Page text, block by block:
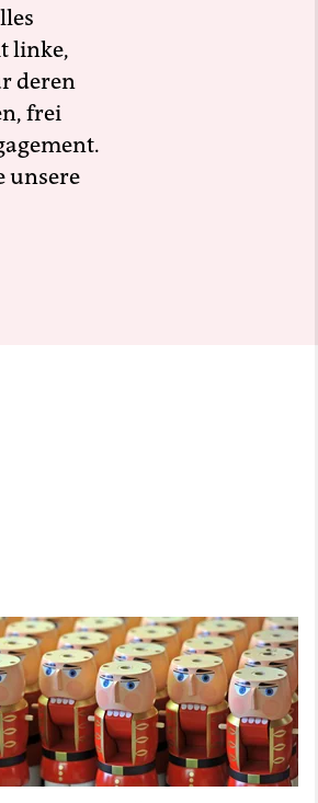
linke,
deren
frei
unsere